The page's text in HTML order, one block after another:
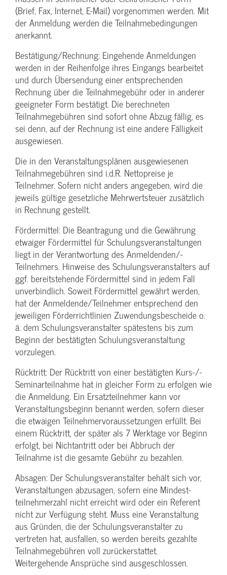
(Brief, Fax, Internet, E-Mail) vorgenommen werden. Mit
der Anmeldung werden die Teilnahme­bedingungen
anerkannt.
Bestätigung­/Rechnung: Eingehende Anmeldungen
werden in der Reihenfolge ihres Eingangs bearbeitet
und durch Übersendung einer entsprechenden
Rechnung über die Teilnahmegebühr oder in anderer
geeigneter Form bestätigt. Die berechneten
Teilnahmegebühren sind sofort ohne Abzug fällig, es
sei denn, auf der Rechnung ist eine andere Fälligkeit
ausgewiesen.
Die in den Veranstaltungsplänen ausgewiesenen
Teilnahmegebühren sind i.d.R. Nettopreise je
Teilnehmer. Sofern nicht anders angegeben, wird die
jeweils gültige gesetzliche Mehrwertsteuer zusätzlich
in Rechnung gestellt.
Fördermittel: Die Beantragung und die Gewährung
etwaiger Fördermittel für Schulungs­veranstaltungen
liegt in der Verantwortung des Anmeldenden/­
Teilnehmers. Hinweise des Schulungs­veranstalters auf
ggf. bereitstehende Fördermittel sind in jedem Fall
unverbindlich. Soweit Fördermittel gewährt werden,
hat der Anmeldende/­Teilnehmer entsprechend den
jeweiligen Förderrichtlinien Zuwendungs­bescheide o.
ä. dem Schulungs­veranstalter spätestens bis zum
Beginn der bestätigten Schulungs­veranstaltung
vorzulegen.
Rücktritt: Der Rücktritt von einer bestätigten Kurs-/­
Seminarteilnahme hat in gleicher Form zu erfolgen wie
die Anmeldung. Ein Ersatzteilnehmer kann vor
Veranstaltungs­beginn benannt werden, sofern dieser
die etwaigen Teilnehmer­voraussetzungen erfüllt. Bei
einem Rücktritt, der später als 7 Werktage vor Beginn
erfolgt, bei Nichtantritt oder bei Abbruch der
Teilnahme ist die gesamte Gebühr zu bezahlen.
Absagen: Der Schulungs­veranstalter behält sich vor,
Veranstaltungen abzusagen, sofern eine Mindest­
teilnehmerzahl nicht erreicht wird oder ein Referent
nicht zur Verfügung steht. Muss eine Veranstaltung
aus Gründen, die der Schulungs­veranstalter zu
vertreten hat, ausfallen, so werden bereits gezahlte
Teilnahme­gebühren voll zurückerstattet.
Weitergehende Ansprüche sind ausgeschlossen.